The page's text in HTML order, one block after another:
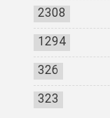
2308
1294
326
323